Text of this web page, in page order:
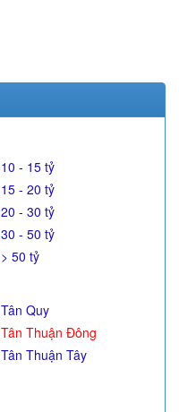
10 - 15 tỷ
15 - 20 tỷ
20 - 30 tỷ
30 - 50 tỷ
> 50 tỷ
Tân Quy
Tân Thuận Đông
Tân Thuận Tây